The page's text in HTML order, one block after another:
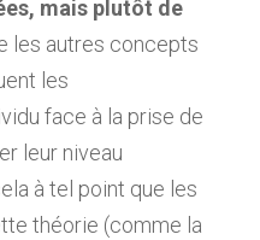
mais plutôt de
les autres concepts
les
face à la prise de
leur niveau
à tel point que les
théorie (comme la